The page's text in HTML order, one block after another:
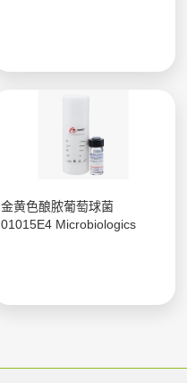
金黄色酿脓葡萄球菌
01015E4 Microbiologics